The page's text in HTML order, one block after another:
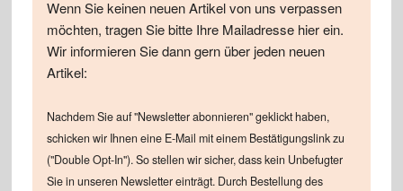
Wenn Sie keinen neuen Artikel von uns verpassen
möchten, tragen Sie bitte Ihre Mailadresse hier ein.
Wir informieren Sie dann gern über jeden neuen
Artikel:
Nachdem Sie auf "Newsletter abonnieren" geklickt haben,
schicken wir Ihnen eine E-Mail mit einem Bestätigungslink zu
("Double Opt-In"). So stellen wir sicher, dass kein Unbefugter
Sie in unseren Newsletter einträgt. Durch Bestellung des